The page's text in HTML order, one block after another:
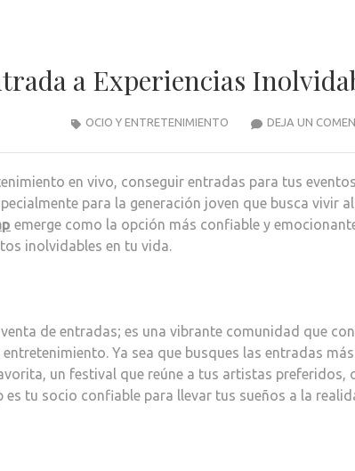
a Experiencias
DEJA UN
OCIO Y ENTRETENIMIENTO
en vivo, conseguir entradas para tus eventos
para la generación joven que busca vivir al
emerge como la opción más confiable y
inolvidables en tu vida.
de entradas; es una vibrante comunidad que
Ya sea que busques las entradas más
un festival que reúne a tus artistas preferidos,
tu socio confiable para llevar tus sueños a la